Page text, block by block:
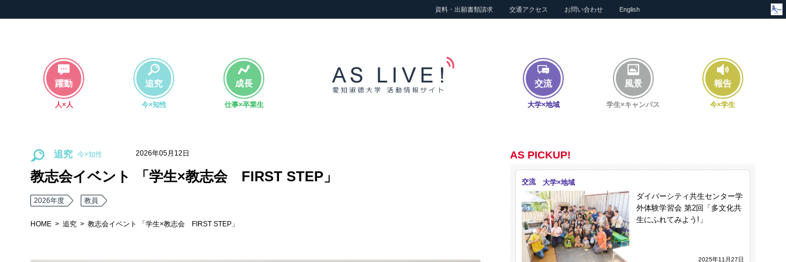
躍動
人×人
追究
今×知性
成長
仕事×卒業生
交流
大学×地域
風景
学生×キャンパス
報告
今×学生
資料・出願書類請求 交通アクセス お問い合わせ English
追究 2026年05月12日
教志会イベント 「学生×教志会 FIRST STEP」
2026年度 教員
HOME 追究 教志会イベント 「学生×教志会 FIRST STEP」
AS PICKUP!
交流
ダイバーシティ共生センター学
外体験学習会 第2回「多文化共
生にふれてみよう!」
2025年11月27日